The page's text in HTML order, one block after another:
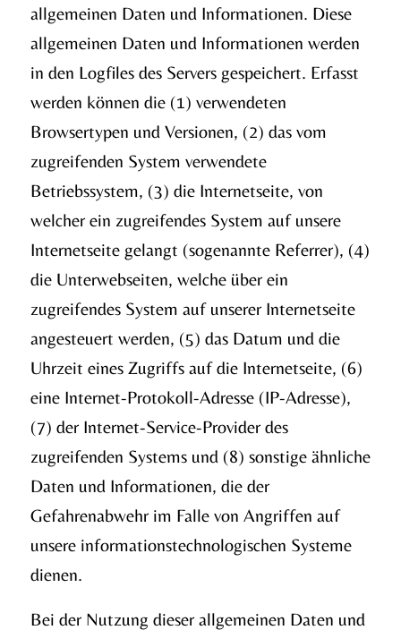
allgemeinen Daten und Informationen. Diese
allgemeinen Daten und Informationen werden
in den Logfiles des Servers gespeichert. Erfasst
werden können die (1) verwendeten
Browsertypen und Versionen, (2) das vom
zugreifenden System verwendete
Betriebssystem, (3) die Internetseite, von
welcher ein zugreifendes System auf unsere
Internetseite gelangt (sogenannte Referrer), (4)
die Unterwebseiten, welche über ein
zugreifendes System auf unserer Internetseite
angesteuert werden, (5) das Datum und die
Uhrzeit eines Zugriffs auf die Internetseite, (6)
eine Internet-Protokoll-Adresse (IP-Adresse),
(7) der Internet-Service-Provider des
zugreifenden Systems und (8) sonstige ähnliche
Daten und Informationen, die der
Gefahrenabwehr im Falle von Angriffen auf
unsere informationstechnologischen Systeme
dienen.
Bei der Nutzung dieser allgemeinen Daten und